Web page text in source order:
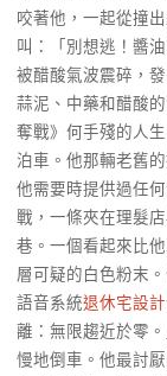
咬著他，一起從撞
叫：「別想逃！醬
被醋酸氣波震碎，
蒜泥、中藥和醋酸
奪戰》何手殘的人
泊車。他那輛老舊
他需要時提供過任
戰，一條夾在理髮
巷。一個看起來比
層可疑的白色粉末
語音系統退休宅設計
離：無限趨近於零
慢地倒車。他最討